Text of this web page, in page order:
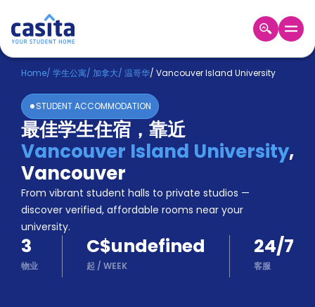
Home ZH CAD
登
入
Booking
Accommodation
About
us
Blog
Refer
And
Earn
Become
Partner
Home/ 学生公寓/ 加拿大/ 温哥华/ Vancouver Island University
STUDENT ACCOMMODATION
最佳学生住宿，靠近
Vancouver Island University,
Vancouver
From vibrant student halls to private studios —
discover verified, affordable rooms near your
university.
3
物业
C$undefined
起 / WEEK
24/7
客服